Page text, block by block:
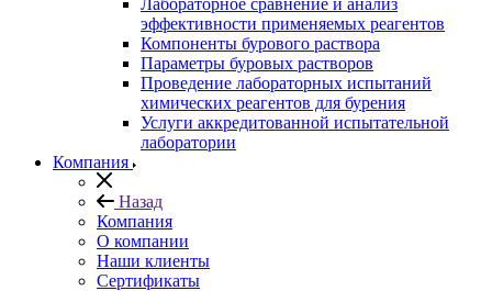
Лабораторное сравнение и анализ
эффективности применяемых реагентов
Компоненты бурового раствора
Параметры буровых растворов
Проведение лабораторных испытаний
химических реагентов для бурения
Услуги аккредитованной испытательной
лаборатории
Компания
Назад
Компания
О компании
Наши клиенты
Сертификаты